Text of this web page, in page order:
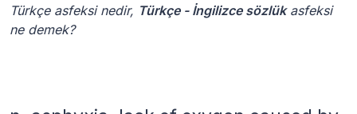
Türkçe asfeksi nedir, Türkçe - İngilizce sözlükasfeksi
ne demek?